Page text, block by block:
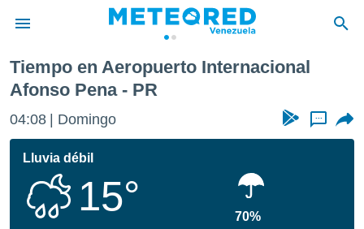
de
por
para
se
calidad.
a este
Tiempo en Aeropuerto Internacional
Afonso Pena - PR
04:08 Domingo ...
Lluvia débil
15°
70%